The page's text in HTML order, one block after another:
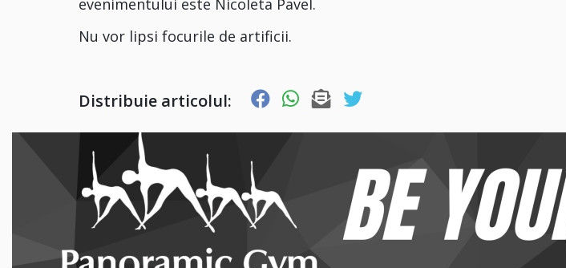
evenimentului este Nicoleta Pavel.
Nu vor lipsi focurile de artificii.
Distribuie articolul: